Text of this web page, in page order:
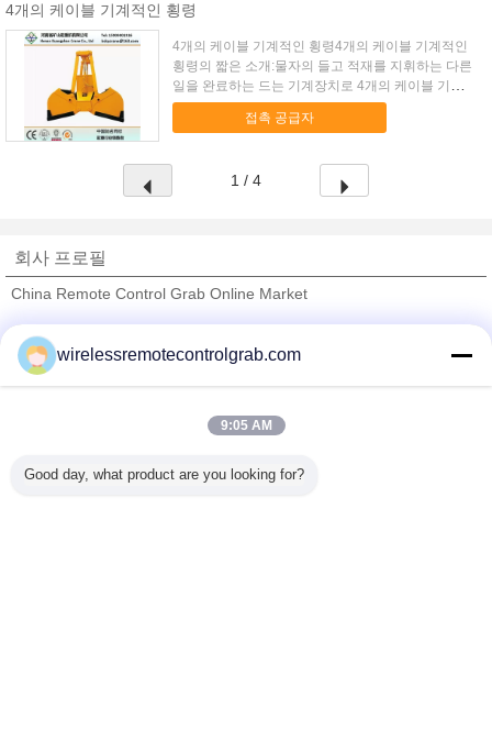
4개의 케이블 기계적인 횡령
4개의 케이블 기계적인 횡령4개의 케이블 기계적인
횡령의 짧은 소개:물자의 들고 적재를 지휘하는 다른
일을 완료하는 드는 기계장치로 4개의 케이블 기계적
인 횡령은 널리 이용되는 inpower 식물, 창고, 작업
장, 야드 입니다.기중기는 교량, 이동 기계장치, 트롤
접촉 공급자
1 / 4
회사 프로필
China Remote Control Grab Online Market
Trust Seal
Verified Suplier
모든 제품
wirelessremotecontrolgrab.com
9:05 AM
Good day, what product are you looking for?